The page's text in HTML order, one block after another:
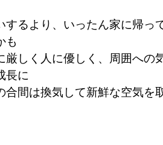
るより、いったん家に帰っ
も
しく人に優しく、周囲への
長に
間は換気して新鮮な空気を